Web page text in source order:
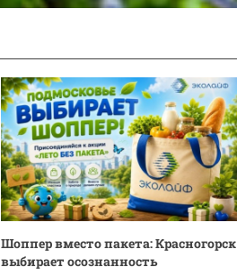
Шоппер вместо пакета: Красногорск
выбирает осознанность